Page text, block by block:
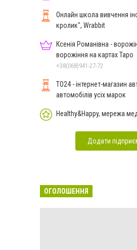
Онлайн школа вивчення
кролик", Wrabbit
Ксенія Романівна -
ворожіння на картах Таро
+38(068)941-27-72
TO24 - інтернет-магазин
автомобілів усіх марок
Healthy&Happy, мережа
Додати
ОГОЛОШЕННЯ